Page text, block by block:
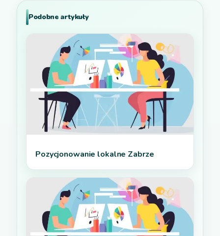
Podobne artykuły
Pozycjonowanie lokalne Zabrze